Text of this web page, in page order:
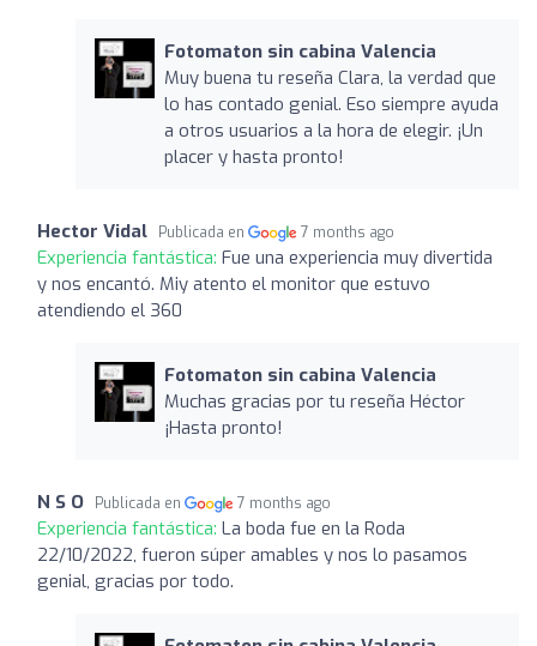
Fotomaton sin cabina Valencia
Muy buena tu reseña Clara, la verdad que
lo has contado genial. Eso siempre ayuda
a otros usuarios a la hora de elegir. ¡Un
placer y hasta pronto!
Hector Vidal Publicada en 7 months ago
Experiencia fantástica: Fue una experiencia muy divertida
y nos encantó. Miy atento el monitor que estuvo
atendiendo el 360
Fotomaton sin cabina Valencia
Muchas gracias por tu reseña Héctor
¡Hasta pronto!
N S O Publicada en 7 months ago
Experiencia fantástica: La boda fue en la Roda
22/10/2022, fueron súper amables y nos lo pasamos
genial, gracias por todo.